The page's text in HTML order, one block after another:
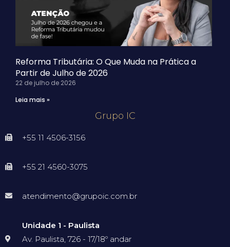
Grupo IC
+55 11 4506-3156
+55 21 4560-3075
atendimento@grupoic.com.br
Unidade 1 - Paulista
Av. Paulista, 726 - 17/18º andar
Reforma Tributária: O Que Muda na Prática a
Partir de Julho de 2026
22 de julho de 2026
Leia mais »